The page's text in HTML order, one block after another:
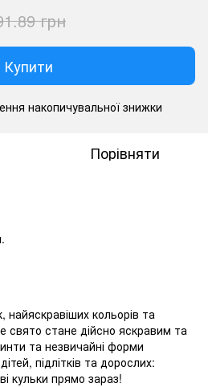
грн
Купити
накопичувальної знижки
Порівняти
кольорів та
свято стане дійсно яскравим та
та незвичайні форми
підлітків та дорослих:
кульки прямо зараз!